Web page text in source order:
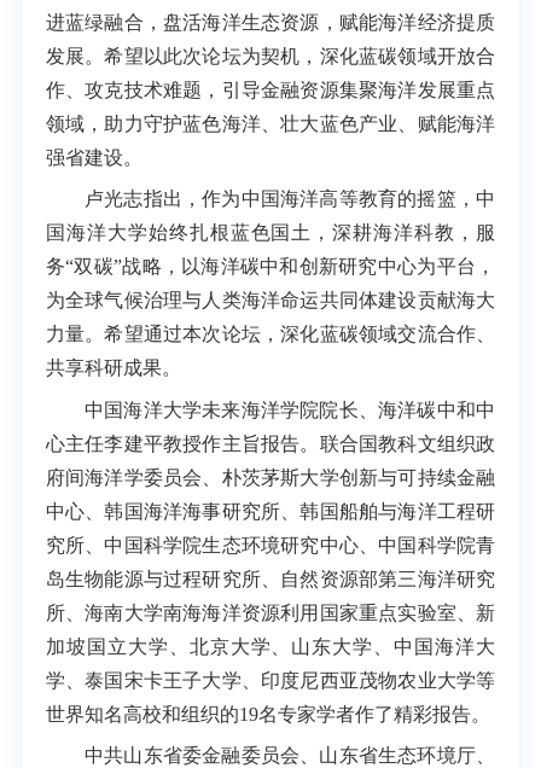
进蓝绿融合，盘活海洋生态资源，赋能海洋经济提质
发展。希望以此次论坛为契机，深化蓝碳领域开放合
作、攻克技术难题，引导金融资源集聚海洋发展重点
领域，助力守护蓝色海洋、壮大蓝色产业、赋能海洋
强省建设。
卢光志指出，作为中国海洋高等教育的摇篮，中
国海洋大学始终扎根蓝色国土，深耕海洋科教，服
务“双碳”战略，以海洋碳中和创新研究中心为平台，
为全球气候治理与人类海洋命运共同体建设贡献海大
力量。希望通过本次论坛，深化蓝碳领域交流合作、
共享科研成果。
中国海洋大学未来海洋学院院长、海洋碳中和中
心主任李建平教授作主旨报告。联合国教科文组织政
府间海洋学委员会、朴茨茅斯大学创新与可持续金融
中心、韩国海洋海事研究所、韩国船舶与海洋工程研
究所、中国科学院生态环境研究中心、中国科学院青
岛生物能源与过程研究所、自然资源部第三海洋研究
所、海南大学南海海洋资源利用国家重点实验室、新
加坡国立大学、北京大学、山东大学、中国海洋大
学、泰国宋卡王子大学、印度尼西亚茂物农业大学等
世界知名高校和组织的19名专家学者作了精彩报告。
中共山东省委金融委员会、山东省生态环境厅、